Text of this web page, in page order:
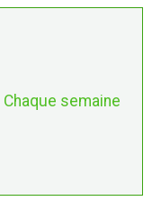
Chaque semaine